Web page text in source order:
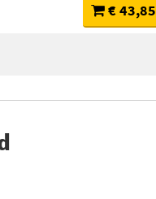
€ 43,85